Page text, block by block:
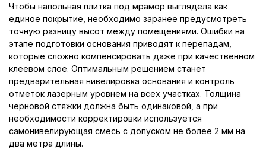
Чтобы напольная плитка под мрамор выглядела как
единое покрытие, необходимо заранее предусмотреть
точную разницу высот между помещениями. Ошибки на
этапе подготовки основания приводят к перепадам,
которые сложно компенсировать даже при качественном
клеевом слое. Оптимальным решением станет
предварительная нивелировка основания и контроль
отметок лазерным уровнем на всех участках. Толщина
черновой стяжки должна быть одинаковой, а при
необходимости корректировки используется
самонивелирующая смесь с допуском не более 2 мм на
два метра длины.